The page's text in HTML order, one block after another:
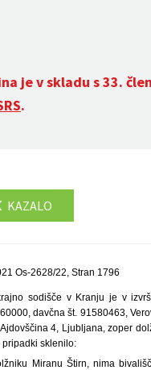
je v skladu s 33.
.
KAZALO
Os-2628/22, Stran 1796
sodišče v Kranju je v
davčna št. 91580463,
4, Ljubljana, zoper
pripadki sklenilo:
Miranu Štirn, nima